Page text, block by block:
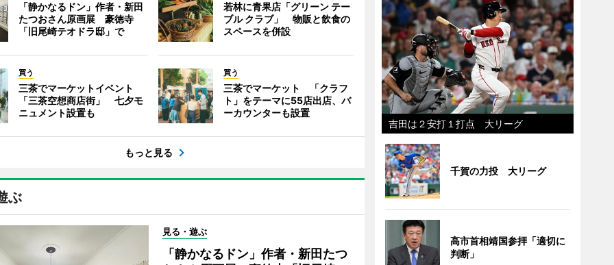
「静かなるドン」作者・新田
たつおさん原画展 豪徳寺
「旧尾崎テオドラ邸」で
若林に青果店「グリーン テー
ブル クラブ」 物販と飲食の
スペースを併設
買う
三茶でマーケットイベント
「三茶空想商店街」 七夕モ
ニュメント設置も
買う
三茶でマーケット 「クラフ
ト」をテーマに55店出店、バ
ーカウンターも設置
もっと見る
ぶ
見る・遊ぶ
「静かなるドン」作者・新田たつ
吉田は２安打１打点 大リーグ
千賀の力投 大リーグ
高市首相靖国参拝「適切に
判断」